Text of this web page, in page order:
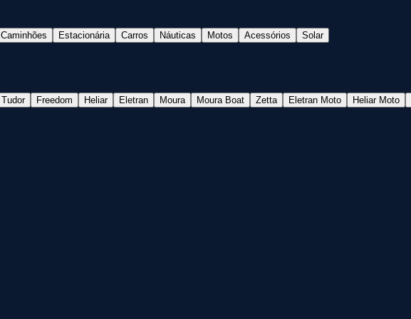
Caminhões Estacionária Carros Náuticas Motos Acessórios Solar
Tudor Freedom Heliar Eletran Moura Moura Boat Zetta Eletran Moto Heliar Moto